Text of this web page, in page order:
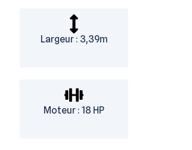
Largeur : 3,39m
Moteur : 18 HP